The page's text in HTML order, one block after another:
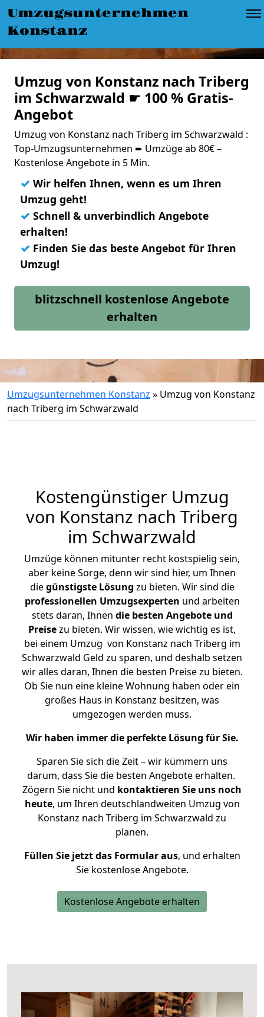
Umzugsunternehmen
Konstanz
Umzug von Konstanz nach Triberg
im Schwarzwald ☛ 100 % Gratis-
Angebot
Umzug von Konstanz nach Triberg im Schwarzwald :
Top-Umzugsunternehmen ➨ Umzüge ab 80€ –
Kostenlose Angebote in 5 Min.
✓ Wir helfen Ihnen, wenn es um Ihren
Umzug geht!
✓ Schnell & unverbindlich Angebote
erhalten!
✓ Finden Sie das beste Angebot für Ihren
Umzug!
blitzschnell kostenlose Angebote
erhalten
Umzugsunternehmen Konstanz » Umzug von Konstanz
nach Triberg im Schwarzwald
Kostengünstiger Umzug
von Konstanz nach Triberg
im Schwarzwald
Umzüge können mitunter recht kostspielig sein,
aber keine Sorge, denn wir sind hier, um Ihnen
diegünstigste Lösung zu bieten. Wir sind die
professionellen Umzugsexperten und arbeiten
stets daran, Ihnen die besten Angebote und
Preisezu bieten. Wir wissen, wie wichtig es ist,
bei einem Umzug von Konstanz nach Triberg im
Schwarzwald Geld zu sparen, und deshalb setzen
wir alles daran, Ihnen die besten Preise zu bieten.
Ob Sie nun eine kleine Wohnung haben oder ein
großes Haus in Konstanz besitzen, was
umgezogen werden muss.
Wir haben immer die perfekte Lösung für Sie.
Sparen Sie sich die Zeit – wir kümmern uns
darum, dass Sie die besten Angebote erhalten.
Zögern Sie nicht und kontaktieren Sie uns noch
heute, um Ihren deutschlandweiten Umzug von
Konstanz nach Triberg im Schwarzwald zu
planen.
Füllen Sie jetzt das Formular aus, und erhalten
Sie kostenlose Angebote.
Kostenlose Angebote erhalten